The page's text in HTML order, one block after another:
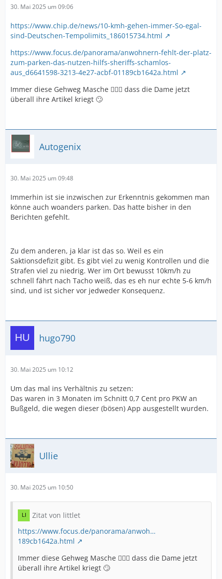
30. Mai 2025 um 09:06
https://www.chip.de/news/10-kmh-gehen-immer-So-egal-
sind-Deutschen-Tempolimits_186015734.html
https://www.focus.de/panorama/anwohnern-fehlt-der-platz-
zum-parken-das-nutzen-hilfs-sheriffs-schamlos-
aus_d6641598-3213-4e27-acbf-01189cb1642a.html
Immer diese Gehweg Masche 🤷🏻‍♂️ dass die Dame jetzt
überall ihre Artikel kriegt 🙄
Autogenix
30. Mai 2025 um 09:48
Immerhin ist sie inzwischen zur Erkenntnis gekommen man
könne auch woanders parken. Das hatte bisher in den
Berichten gefehlt.
Zu dem anderen, ja klar ist das so. Weil es ein
Saktionsdefizit gibt. Es gibt viel zu wenig Kontrollen und die
Strafen viel zu niedrig. Wer im Ort bewusst 10km/h zu
schnell fährt nach Tacho weiß, das es eh nur echte 5-6 km/h
sind, und ist sicher vor jedweder Konsequenz.
hugo790
30. Mai 2025 um 10:12
Um das mal ins Verhältnis zu setzen:
Das waren in 3 Monaten im Schnitt 0,7 Cent pro PKW an
Bußgeld, die wegen dieser (bösen) App ausgestellt wurden.
Ullie
30. Mai 2025 um 10:50
Zitat von littlet
https://www.focus.de/panorama/anwoh…
189cb1642a.html
Immer diese Gehweg Masche 🤷🏻‍♂️ dass die Dame jetzt
überall ihre Artikel kriegt 🙄